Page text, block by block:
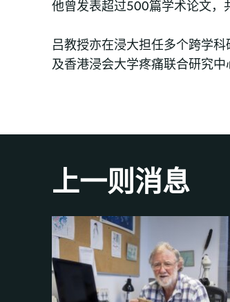
他曾发表超过500篇学术论文，
吕教授亦在浸大担任多个跨学
及香港浸会大学疼痛联合研究
上一则消息